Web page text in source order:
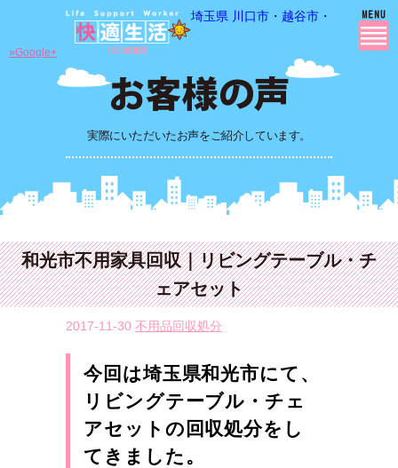
埼玉県 川口市・越谷市・さいたま
実際にいただいたお声をご紹介しています。
»Google+
和光市不用家具回収｜リビングテーブル・チ
ェアセット
2017-11-30 不用品回収処分
今回は埼玉県和光市にて、
リビングテーブル・チェ
アセットの回収処分をし
てきました。